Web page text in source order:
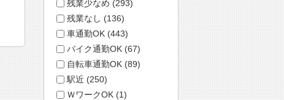
残業少なめ (293)
残業なし (136)
車通勤OK (443)
バイク通勤OK (67)
自転車通勤OK (89)
駅近 (250)
ＷワークOK (1)